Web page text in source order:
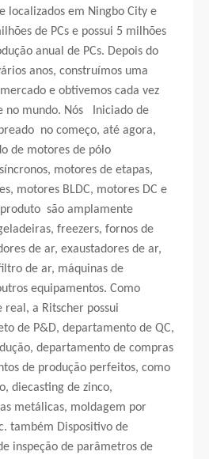
localizados em Ningbo City e
de PCs e possui 5 milhões
anual de PCs. Depois do
anos, construímos uma
e obtivemos cada vez
no mundo. Nós Iniciado de
no começo, até agora,
de motores de pólo
motores de etapas,
motores BLDC, motores DC e
são amplamente
freezers, fornos de
de ar, exaustadores de ar,
de ar, máquinas de
equipamentos. Como
a Ritscher possui
de P&D, departamento de QC,
departamento de compras
de produção perfeitos, como
diecasting de zinco,
metálicas, moldagem por
também Dispositivo de
inspeção de parâmetros de